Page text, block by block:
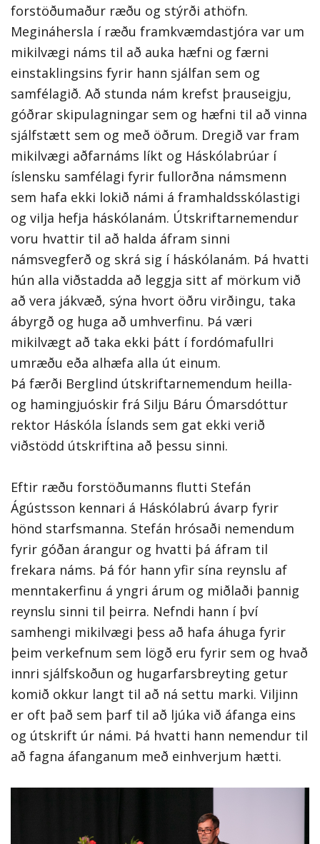
forstöðumaður ræðu og stýrði athöfn.
Megináhersla í ræðu framkvæmdastjóra var um
mikilvægi náms til að auka hæfni og færni
einstaklingsins fyrir hann sjálfan sem og
samfélagið. Að stunda nám krefst þrauseigju,
góðrar skipulagningar sem og hæfni til að vinna
sjálfstætt sem og með öðrum. Dregið var fram
mikilvægi aðfarnáms líkt og Háskólabrúar í
íslensku samfélagi fyrir fullorðna námsmenn
sem hafa ekki lokið námi á framhaldsskólastigi
og vilja hefja háskólanám. Útskriftarnemendur
voru hvattir til að halda áfram sinni
námsvegferð og skrá sig í háskólanám. Þá hvatti
hún alla viðstadda að leggja sitt af mörkum við
að vera jákvæð, sýna hvort öðru virðingu, taka
ábyrgð og huga að umhverfinu. Þá væri
mikilvægt að taka ekki þátt í fordómafullri
umræðu eða alhæfa alla út einum.
Þá færði Berglind útskriftarnemendum heilla-
og hamingjuóskir frá Silju Báru Ómarsdóttur
rektor Háskóla Íslands sem gat ekki verið
viðstödd útskriftina að þessu sinni.
Eftir ræðu forstöðumanns flutti Stefán
Ágústsson kennari á Háskólabrú ávarp fyrir
hönd starfsmanna. Stefán hrósaði nemendum
fyrir góðan árangur og hvatti þá áfram til
frekara náms. Þá fór hann yfir sína reynslu af
menntakerfinu á yngri árum og miðlaði þannig
reynslu sinni til þeirra. Nefndi hann í því
samhengi mikilvægi þess að hafa áhuga fyrir
þeim verkefnum sem lögð eru fyrir sem og hvað
innri sjálfskoðun og hugarfarsbreyting getur
komið okkur langt til að ná settu marki. Viljinn
er oft það sem þarf til að ljúka við áfanga eins
og útskrift úr námi. Þá hvatti hann nemendur til
að fagna áfanganum með einhverjum hætti.